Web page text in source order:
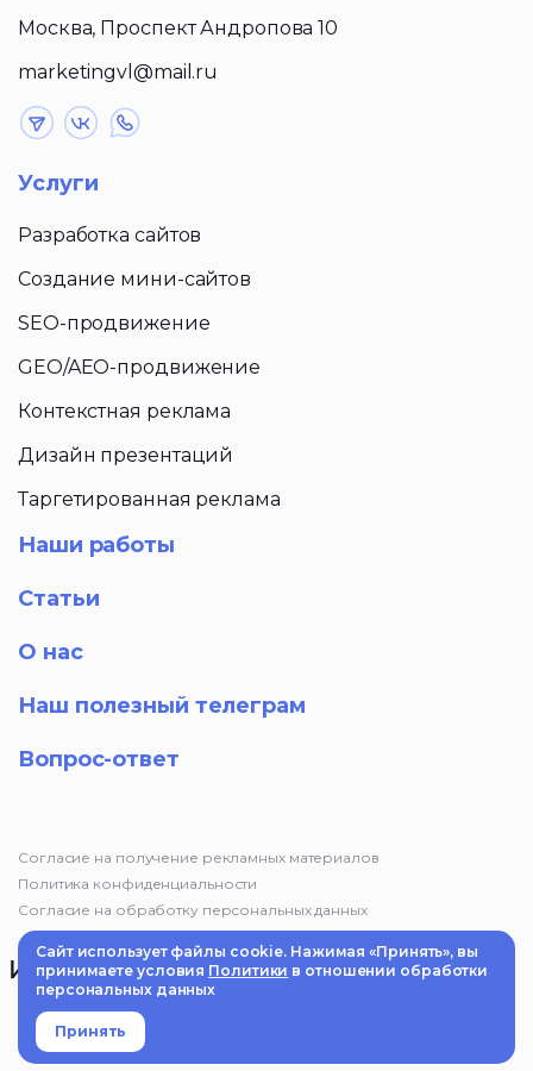
Москва, Проспект Андропова 10
marketingvl@mail.ru
Услуги
Разработка сайтов
Создание мини-сайтов
SEO-продвижение
GEO/AEO-продвижение
Контекстная реклама
Дизайн презентаций
Таргетированная реклама
Наши работы
Статьи
О нас
Наш полезный телеграм
Вопрос-ответ
Согласие на получение рекламных материалов
Политика конфиденциальности
Согласие на обработку персональных данных
© 2025 Маркетинговое агентство «Импульс». Информация на
сайте не является публичной офертой
Сайт использует файлы cookie. Нажимая «Принять», вы
принимаете условия Политики в отношении обработки
персональных данных
Принять